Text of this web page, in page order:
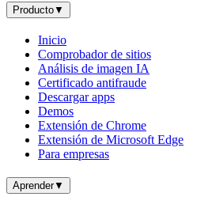
Producto▼
Inicio
Comprobador de sitios
Análisis de imagen IA
Certificado antifraude
Descargar apps
Demos
Extensión de Chrome
Extensión de Microsoft Edge
Para empresas
Aprender▼